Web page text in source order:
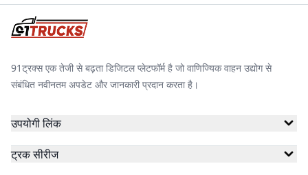
91ट्रक्स एक तेजी से बढ़ता डिजिटल प्लेटफॉर्म है जो वाणिज्यिक वाहन उद्योग से
संबंधित नवीनतम अपडेट और जानकारी प्रदान करता है।
उपयोगी लिंक
ट्रक सीरीज